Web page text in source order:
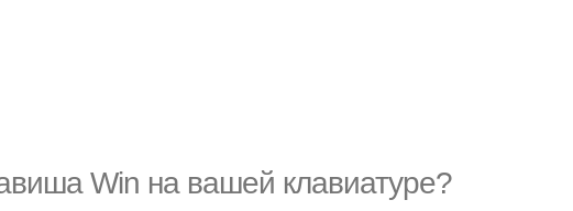
Win на вашей клавиатуре?